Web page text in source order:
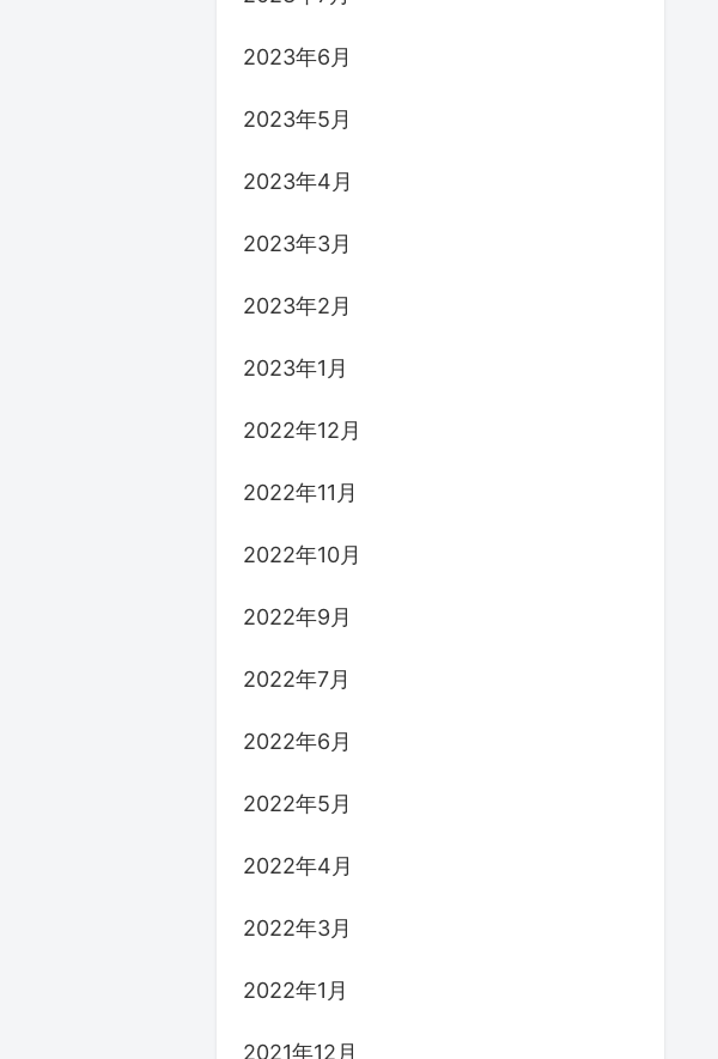
2023年6月
2023年5月
2023年4月
2023年3月
2023年2月
2023年1月
2022年12月
2022年11月
2022年10月
2022年9月
2022年7月
2022年6月
2022年5月
2022年4月
2022年3月
2022年1月
2021年12月